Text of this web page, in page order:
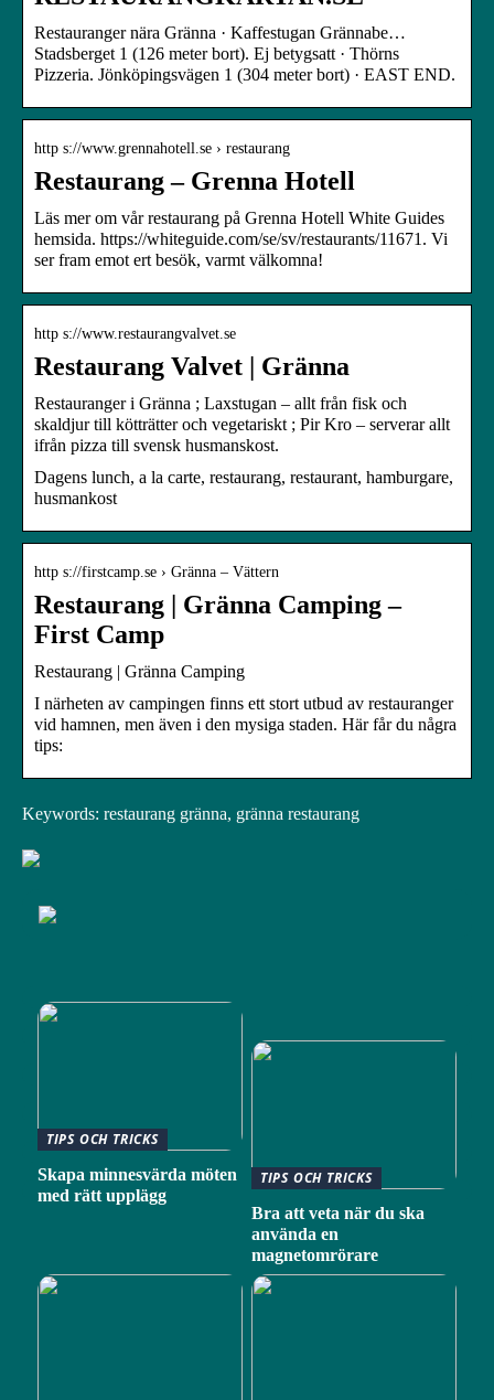
Restauranger nära Gränna · Kaffestugan Grännabe…
Stadsberget 1 (126 meter bort). Ej betygsatt · Thörns
Pizzeria. Jönköpingsvägen 1 (304 meter bort) · EAST END.
http s://www.grennahotell.se › restaurang
Restaurang – Grenna Hotell
Läs mer om vår restaurang på Grenna Hotell White Guides
hemsida. https://whiteguide.com/se/sv/restaurants/11671. Vi
ser fram emot ert besök, varmt välkomna!
http s://www.restaurangvalvet.se
Restaurang Valvet | Gränna
Restauranger i Gränna ; Laxstugan – allt från fisk och
skaldjur till kötträtter och vegetariskt ; Pir Kro – serverar allt
ifrån pizza till svensk husmanskost.
Dagens lunch, a la carte, restaurang, restaurant, hamburgare,
husmankost
http s://firstcamp.se › Gränna – Vättern
Restaurang | Gränna Camping –
First Camp
Restaurang | Gränna Camping
I närheten av campingen finns ett stort utbud av restauranger
vid hamnen, men även i den mysiga staden. Här får du några
tips:
Keywords: restaurang gränna, gränna restaurang
TIPS OCH TRICKS
Skapa minnesvärda möten
med rätt upplägg
TIPS OCH TRICKS
Bra att veta när du ska
använda en
magnetomrörare